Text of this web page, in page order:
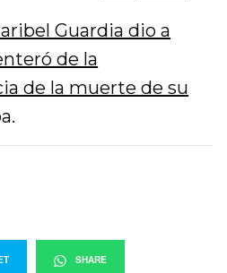
Guardia dio a
de la
de la muerte de su
SHARE